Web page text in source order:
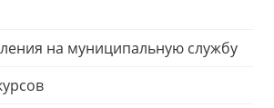
на муниципальную службу